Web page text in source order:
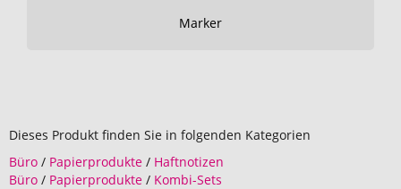
Marker
Dieses Produkt finden Sie in folgenden Kategorien
Büro / Papierprodukte / Haftnotizen
Büro / Papierprodukte / Kombi-Sets